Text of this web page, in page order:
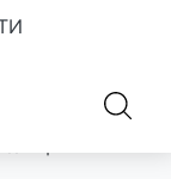
промышленность